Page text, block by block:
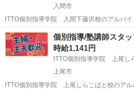
入間市
ITTO個別指導学院 入間下藤沢校のアルバイ
【個別指導】週1日/1コマ～◎｜得意な科目＆
学生・主婦(夫)さんなど幅広い方たちが活躍
OKなのでプライベー...
埼玉 入間市 塾講師
個別指導/塾講師スタッ
時給1,141円
ITTO個別指導学院 上尾し
上尾市
ITTO個別指導学院 上尾しらこばと校のアル